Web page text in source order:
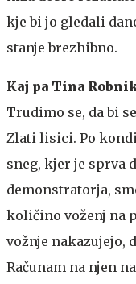
kje bi jo gledali
stanje brezhibno.
Kaj pa Tina
Trudimo se, da bi
Zlati lisici. Po
sneg, kjer je sprva
demonstratorja,
količino voženj na
vožnje nakazujejo,
Računam na njen